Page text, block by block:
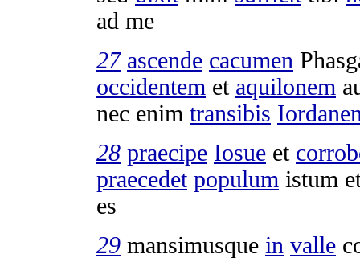
ad me
27 ascende cacumen
occidentem et aquilonem
nec enim transibis
28 praecipe Iosue et
praecedet populum istum
es
29 mansimusque in valle